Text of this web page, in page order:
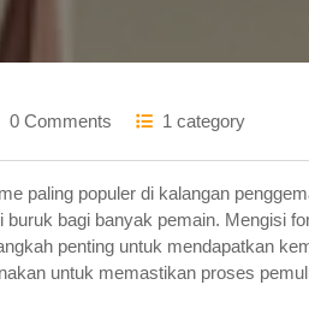
0 Comments 1 category
paling populer di kalangan
bagi banyak pemain. Mengisi
penting untuk mendapatkan
untuk memastikan proses